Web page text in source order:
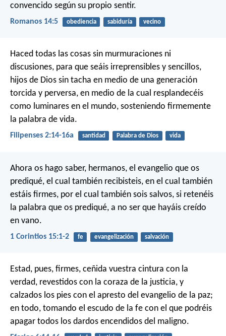
convencido según su propio sentir.
Romanos 14:5 obediencia sabiduría vecino
Haced todas las cosas sin murmuraciones ni
discusiones, para que seáis irreprensibles y sencillos,
hijos de Dios sin tacha en medio de una generación
torcida y perversa, en medio de la cual resplandecéis
como luminares en el mundo, sosteniendo firmemente
la palabra de vida.
Filipenses 2:14-16a santidad Palabra de Dios vida
Ahora os hago saber, hermanos, el evangelio que os
prediqué, el cual también recibisteis, en el cual también
estáis firmes, por el cual también sois salvos, si retenéis
la palabra que os prediqué, a no ser que hayáis creído
en vano.
1 Corintios 15:1-2 fe evangelización salvación
Estad, pues, firmes, ceñida vuestra cintura con la
verdad, revestidos con la coraza de la justicia, y
calzados los pies con el apresto del evangelio de la paz;
en todo, tomando el escudo de la fe con el que podréis
apagar todos los dardos encendidos del maligno.